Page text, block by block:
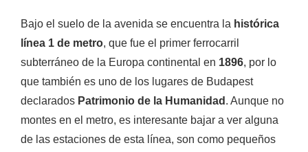
Bajo el suelo de la avenida se encuentra la histórica
línea 1 de metro, que fue el primer ferrocarril
subterráneo de la Europa continental en 1896, por lo
que también es uno de los lugares de Budapest
declarados Patrimonio de la Humanidad . Aunque no
montes en el metro, es interesante bajar a ver alguna
de las estaciones de esta línea, son como pequeños